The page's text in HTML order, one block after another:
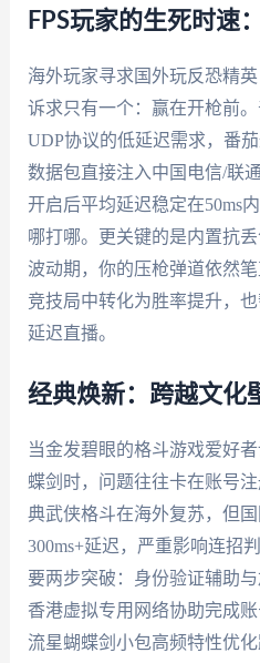
FPS玩家的生死时速
海外玩家寻求国外玩反恐精
诉求只有一个：赢在开枪前
UDP协议的低延迟需求，番
数据包直接注入中国电信/联
开启后平均延迟稳定在50ms
哪打哪。更关键的是内置抗
波动期，你的压枪弹道依然
竞技局中转化为胜率提升，
延迟直播。
经典焕新：跨越文化
当金发碧眼的格斗游戏爱好
蝶剑时，问题往往卡在账号
典武侠格斗在海外复苏，但
300ms+延迟，严重影响连招
要两步突破：身份验证辅助
香港虚拟专用网络协助完成
流星蝴蝶剑小包高频特性优